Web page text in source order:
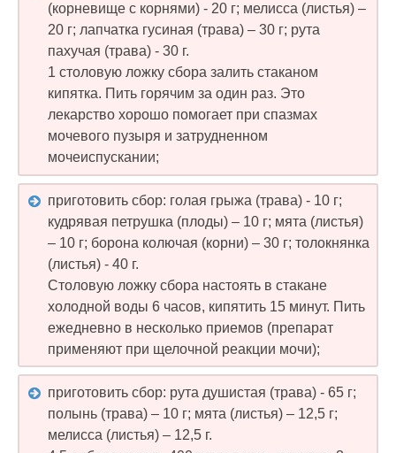
(корневище с корнями) - 20 г; мелисса (листья) –
20 г; лапчатка гусиная (трава) – 30 г; рута
пахучая (трава) - 30 г.
1 столовую ложку сбора залить стаканом
кипятка. Пить горячим за один раз. Это
лекарство хорошо помогает при спазмах
мочевого пузыря и затрудненном
мочеиспускании;
приготовить сбор: голая грыжа (трава) - 10 г;
кудрявая петрушка (плоды) – 10 г; мята (листья)
– 10 г; борона колючая (корни) – 30 г; толокнянка
(листья) - 40 г.
Столовую ложку сбора настоять в стакане
холодной воды 6 часов, кипятить 15 минут. Пить
ежедневно в несколько приемов (препарат
применяют при щелочной реакции мочи);
приготовить сбор: рута душистая (трава) - 65 г;
полынь (трава) – 10 г; мята (листья) – 12,5 г;
мелисса (листья) – 12,5 г.